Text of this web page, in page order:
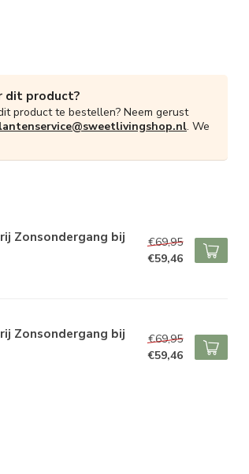
dit product?
product te bestellen? Neem gerust
. We
Zonsondergang bij
€69,95
€59,46
Zonsondergang bij
€69,95
€59,46